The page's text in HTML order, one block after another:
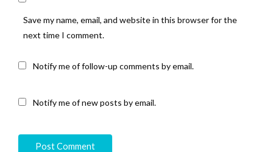
Save my name, email, and website in this browser for the
next time I comment.
Notify me of follow-up comments by email.
Notify me of new posts by email.